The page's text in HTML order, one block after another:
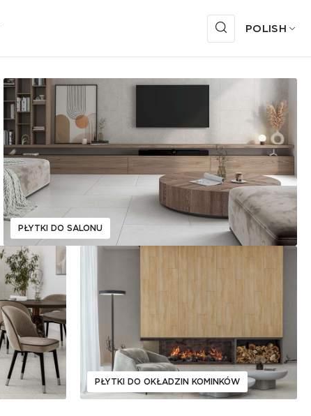
POLISH
PŁYTKI DO SALONU
PŁYTKI DO OKŁADZIN KOMINKÓW